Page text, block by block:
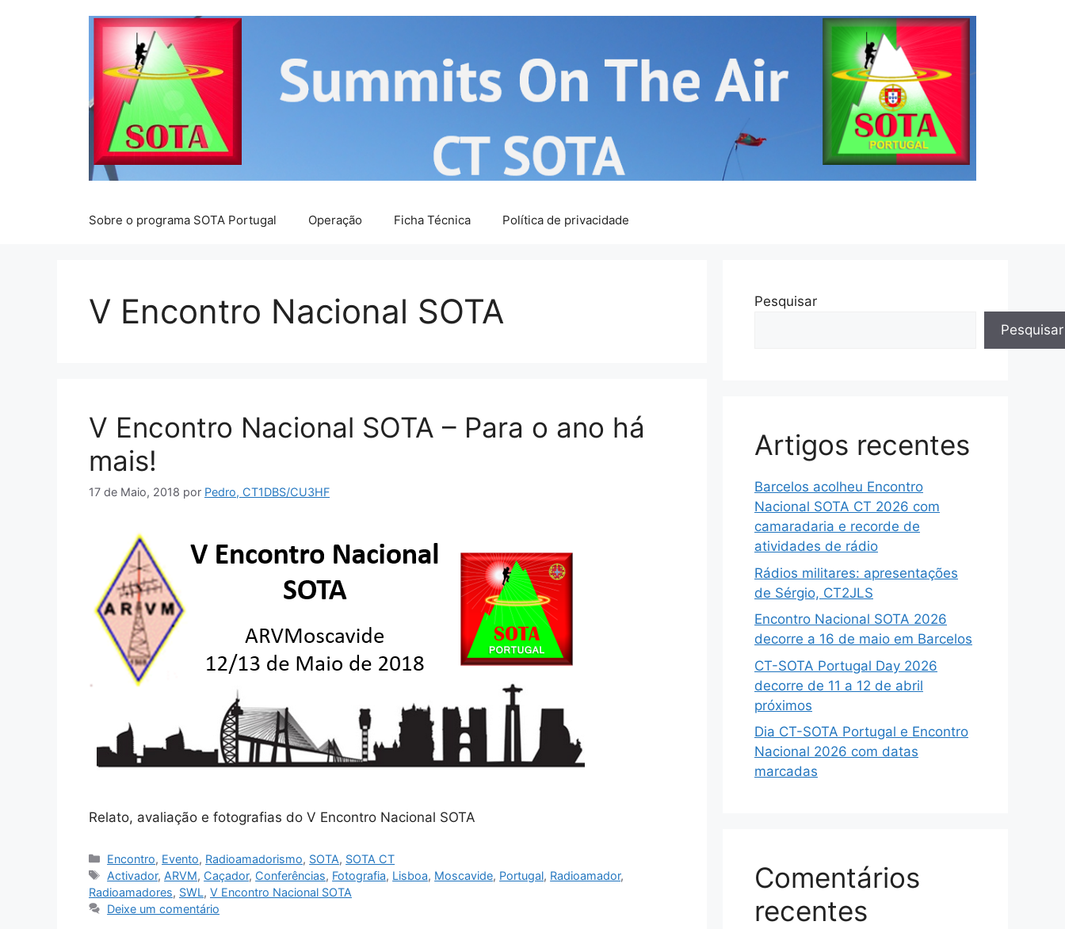
Sobre o programa SOTA Portugal Operação Ficha Técnica Política de privacidade
V Encontro Nacional SOTA
V Encontro Nacional SOTA – Para o ano há
mais!
17 de Maio, 2018 por Pedro, CT1DBS/CU3HF
Relato, avaliação e fotografias do V Encontro Nacional SOTA
Categorias
Encontro, Evento, Radioamadorismo, SOTA, SOTA CT
Etiquetas
Activador, ARVM, Caçador, Conferências, Fotografia, Lisboa, Moscavide, Portugal, Radioamador,
Radioamadores, SWL, V Encontro Nacional SOTA
Deixe um comentário
Pesquisar
Pesquisar
Artigos recentes
Barcelos acolheu Encontro
Nacional SOTA CT 2026 com
camaradaria e recorde de
atividades de rádio
Rádios militares: apresentações
de Sérgio, CT2JLS
Encontro Nacional SOTA 2026
decorre a 16 de maio em Barcelos
CT-SOTA Portugal Day 2026
decorre de 11 a 12 de abril
próximos
Dia CT-SOTA Portugal e Encontro
Nacional 2026 com datas
marcadas
Comentários
recentes